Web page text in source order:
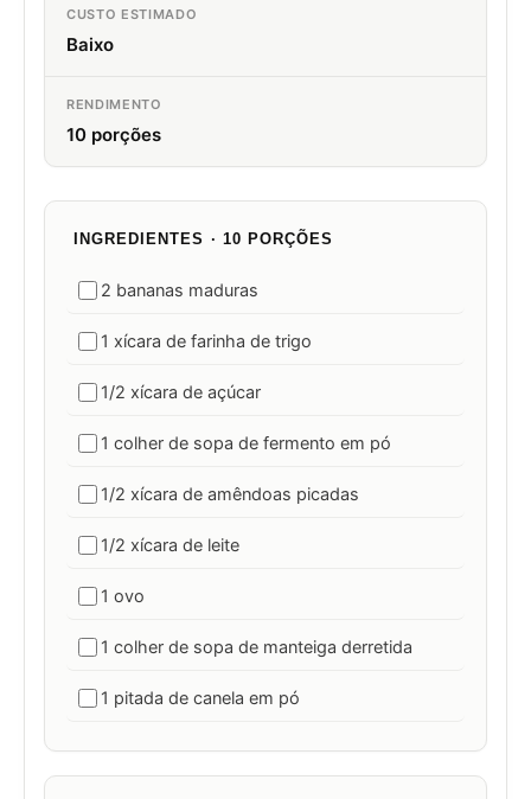
CUSTO ESTIMADO
Baixo
RENDIMENTO
10 porções
INGREDIENTES · 10 PORÇÕES
2 bananas maduras
1 xícara de farinha de trigo
1/2 xícara de açúcar
1 colher de sopa de fermento em pó
1/2 xícara de amêndoas picadas
1/2 xícara de leite
1 ovo
1 colher de sopa de manteiga derretida
1 pitada de canela em pó